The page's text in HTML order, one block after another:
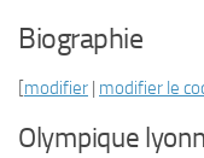
Biographie
[modifier | modifier le
Olympique